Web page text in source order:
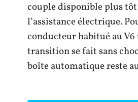
couple disponible plus tôt
l’assistance électrique.
conducteur habitué au
transition se fait sans
boîte automatique reste